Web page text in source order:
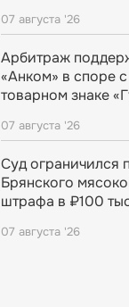
07 августа '26
Арбитраж
«Анком» в споре
товарном знаке
07 августа '26
Суд ограничился
Брянского
штрафа в ₽100
07 августа '26